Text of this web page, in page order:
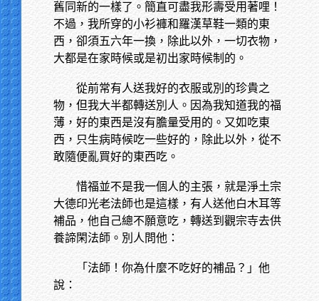
舊同新的一樣了。簡直可盡我形壽受用著哩！
不過，我所穿的小衫褲和羅漢草鞋一類的東
西，卻須五六年一換，除此以外，一切衣物，
大都是在家時候或是初出家時候制的。
從前常有人送我好的衣服或別的珍貴之
物，但我大半都轉送別人。因為我知道我的福
薄，好的東西是沒有膽量受用的。又如吃東
西，只生病時候吃一些好的，除此以外，從不
敢隨便亂買好的東西吃。
惜福並不是我一個人的主張，就是淨土宗
大德印光老法師也是這樣，有人送他白木耳等
補品，他自己總不願意吃，轉送到觀宗寺去供
養諦閑法師。別人問他：
「法師！你為什麼不吃好的補品？」他
說：